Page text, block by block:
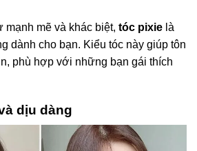
mạnh mẽ và khác biệt, tóc pixie là
dành cho bạn. Kiểu tóc này giúp tôn
phù hợp với những bạn gái thích
dịu dàng